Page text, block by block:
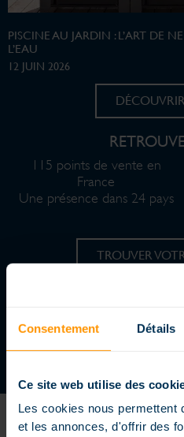
Consentement Détails
Ce site web utilise des
Les cookies nous permettent
et les annonces, d'offrir des
PISCINE AU JARDIN : L’ART DE
L’EAU
12 JUIN 2026
115 points de vente en
France
Une présence dans 24 pays
TROUVER
REJOIGNEZ UN